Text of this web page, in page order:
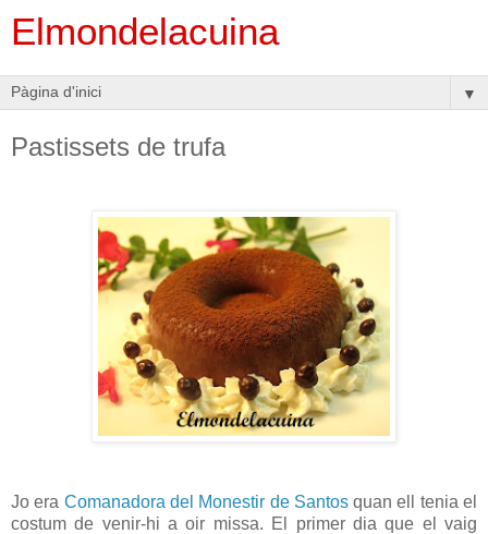
Elmondelacuina
▼
Pastissets de trufa
Jo era Comanadora del Monestir de Santosquan ell tenia el
costum de venir-hi a oir missa. El primer dia que el vaig